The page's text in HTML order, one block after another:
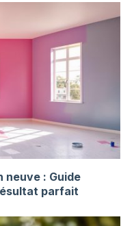
neuve : Guide
parfait